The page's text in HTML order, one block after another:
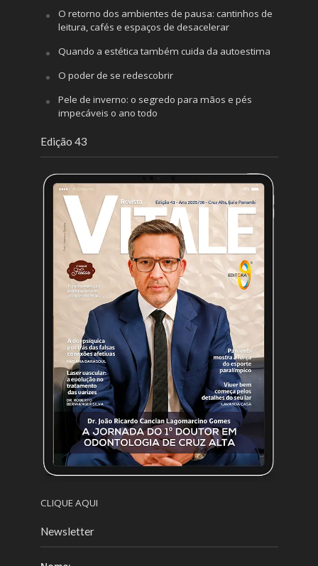
O retorno dos ambientes de pausa: cantinhos de
leitura, cafés e espaços de desacelerar
Quando a estética também cuida da autoestima
O poder de se redescobrir
Pele de inverno: o segredo para mãos e pés
impecáveis o ano todo
Edição 43
CLIQUE AQUI
Newsletter